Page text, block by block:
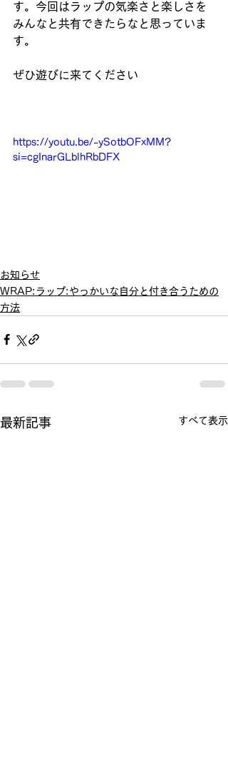
す。今回はラップの気楽さと楽しさを
みんなと共有できたらなと思っていま
す。
ぜひ遊びに来てください
https://youtu.be/-ySotbOFxMM?
si=cgInarGLblhRbDFX
お知らせ
WRAP:ラップ:やっかいな自分と付き合うための
方法
最新記事 すべて表示